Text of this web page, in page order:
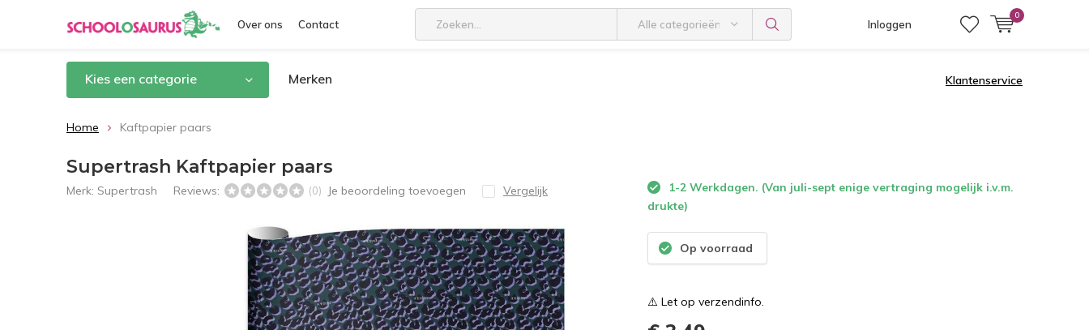
Over ons Contact Alle categorieën Inloggen
0
Kies een categorie Merken Klantenservice
Home Kaftpapier paars
Supertrash Kaftpapier paars
Merk: Supertrash Reviews: (0) Je beoordeling toevoegen Vergelijk
1-2 Werkdagen. (Van juli-sept enige vertraging mogelijk i.v.m.
drukte)
Op voorraad
⚠️ Let op verzendinfo.